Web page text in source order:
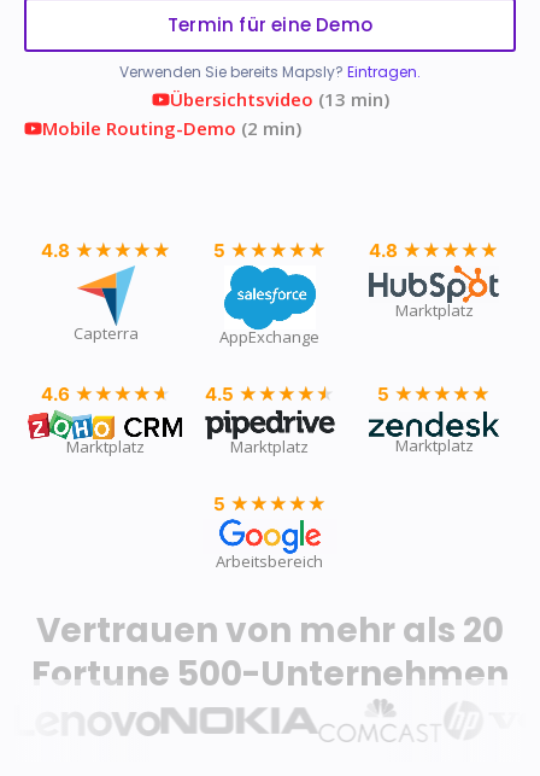
Termin für eine Demo
Verwenden Sie bereits Mapsly? Eintragen.
Übersichtsvideo (13 min)
Mobile Routing-Demo (2 min)
4.8 ★★★★★
★★★★★
Capterra
5 ★★★★★
★★★★★
AppExchange
4.8 ★★★★★
★★★★★
Marktplatz
4.6 ★★★★★
★★★★★
Marktplatz
4.5 ★★★★★
★★★★★
Marktplatz
5 ★★★★★
★★★★★
Marktplatz
5 ★★★★★
★★★★★
Arbeitsbereich
Vertrauen von mehr als 20
Fortune 500-Unternehmen